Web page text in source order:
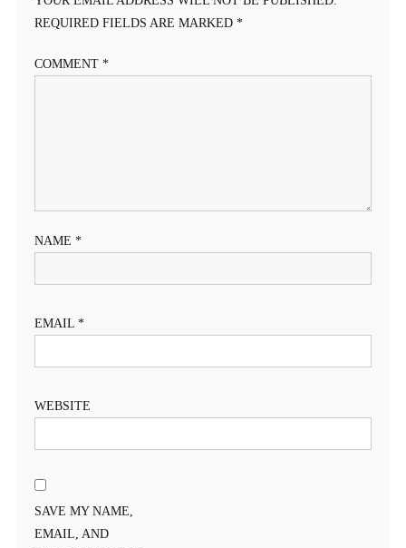
REQUIRED FIELDS ARE MARKED *
COMMENT *
NAME *
EMAIL *
WEBSITE
SAVE MY NAME,
EMAIL, AND